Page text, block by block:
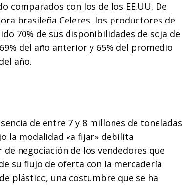
comparados con los de los EE.UU. De
brasileña Celeres, los productores de
70% de sus disponibilidades de soja de
del año anterior y 65% del promedio
año.
de entre 7 y 8 millones de toneladas
la modalidad «a fijar» debilita
negociación de los vendedores que
su flujo de oferta con la mercadería
plástico, una costumbre que se ha